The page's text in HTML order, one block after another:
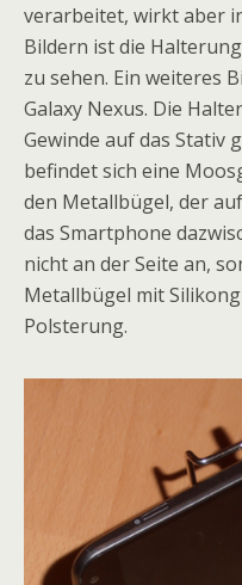
verarbeitet, wirkt aber
Bildern ist die
zu sehen. Ein weiteres
Galaxy Nexus. Die
Gewinde auf das Stativ
befindet sich eine
den Metallbügel, der
das Smartphone
nicht an der Seite an,
Metallbügel mit
Polsterung.